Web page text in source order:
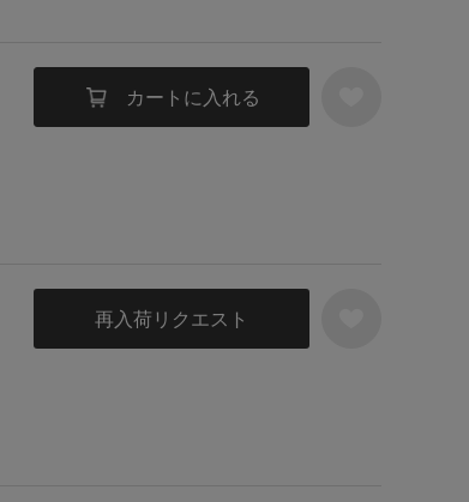
カートに入れる
再入荷リクエスト